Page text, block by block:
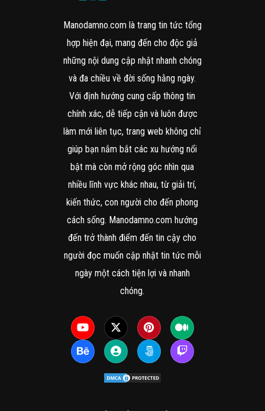
Manodamno.com là trang tin tức tổng
hợp hiện đại, mang đến cho độc giả
những nội dung cập nhật nhanh chóng
và đa chiều về đời sống hằng ngày.
Với định hướng cung cấp thông tin
chính xác, dễ tiếp cận và luôn được
làm mới liên tục, trang web không chỉ
giúp bạn nắm bắt các xu hướng nổi
bật mà còn mở rộng góc nhìn qua
nhiều lĩnh vực khác nhau, từ giải trí,
kiến thức, con người cho đến phong
cách sống. Manodamno.com hướng
đến trở thành điểm đến tin cậy cho
người đọc muốn cập nhật tin tức mỗi
ngày một cách tiện lợi và nhanh
chóng.